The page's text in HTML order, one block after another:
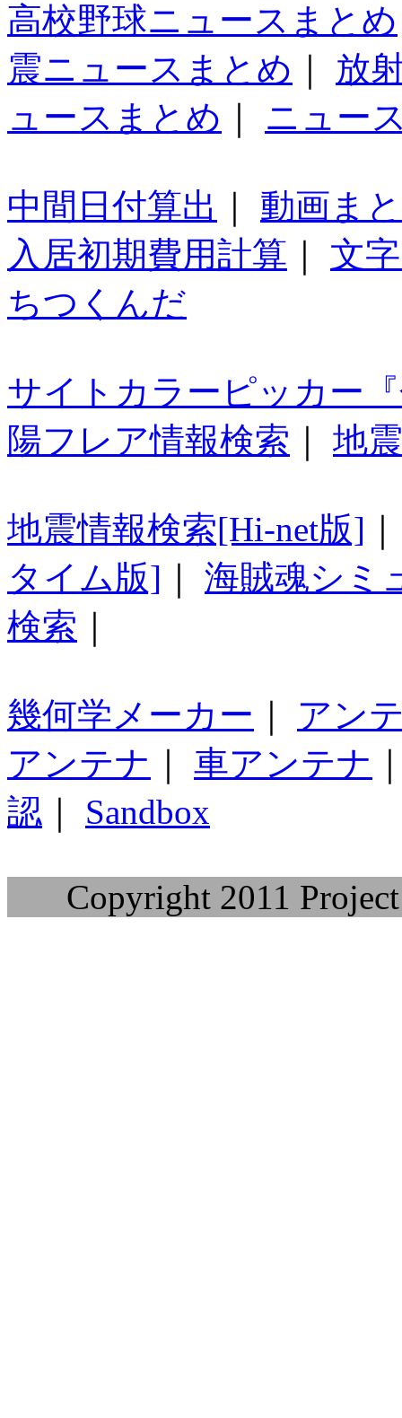
高校野球ニュースまとめ
震ニュースまとめ
放
ュースまとめ
ニュー
中間日付算出
動画ま
入居初期費用計算
文
ちつくんだ
サイトカラーピッカー
陽フレア情報検索
地
地震情報検索[Hi-net版]
タイム版]
海賊魂シミ
検索
幾何学メーカー
アン
アンテナ
車アンテナ
認
Sandbox
Copyright 2011